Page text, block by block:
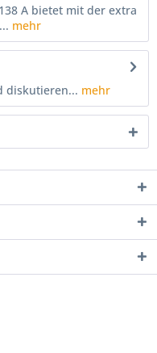
A bietet mit der extra
mehr
diskutieren... mehr